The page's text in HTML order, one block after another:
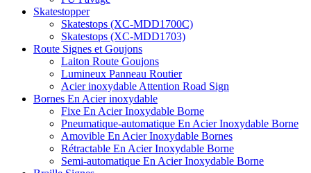
Skatestopper
Skatestops (XC-MDD1700C)
Skatestops (XC-MDD1703)
Route Signes et Goujons
Laiton Route Goujons
Lumineux Panneau Routier
Acier inoxydable Attention Road Sign
Bornes En Acier inoxydable
Fixe En Acier Inoxydable Borne
Pneumatique-automatique En Acier Inoxydable Borne
Amovible En Acier Inoxydable Bornes
Rétractable En Acier Inoxydable Borne
Semi-automatique En Acier Inoxydable Borne